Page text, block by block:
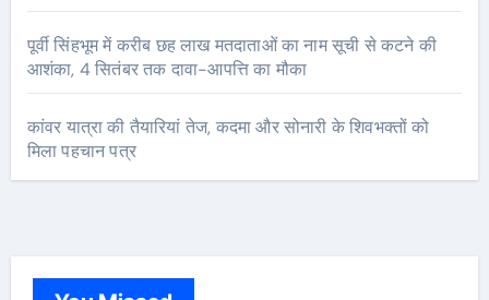
पूर्वी सिंहभूम में करीब छह लाख मतदाताओं का नाम सूची से कटने की
आशंका, 4 सितंबर तक दावा-आपत्ति का मौका
कांवर यात्रा की तैयारियां तेज, कदमा और सोनारी के शिवभक्तों को
मिला पहचान पत्र